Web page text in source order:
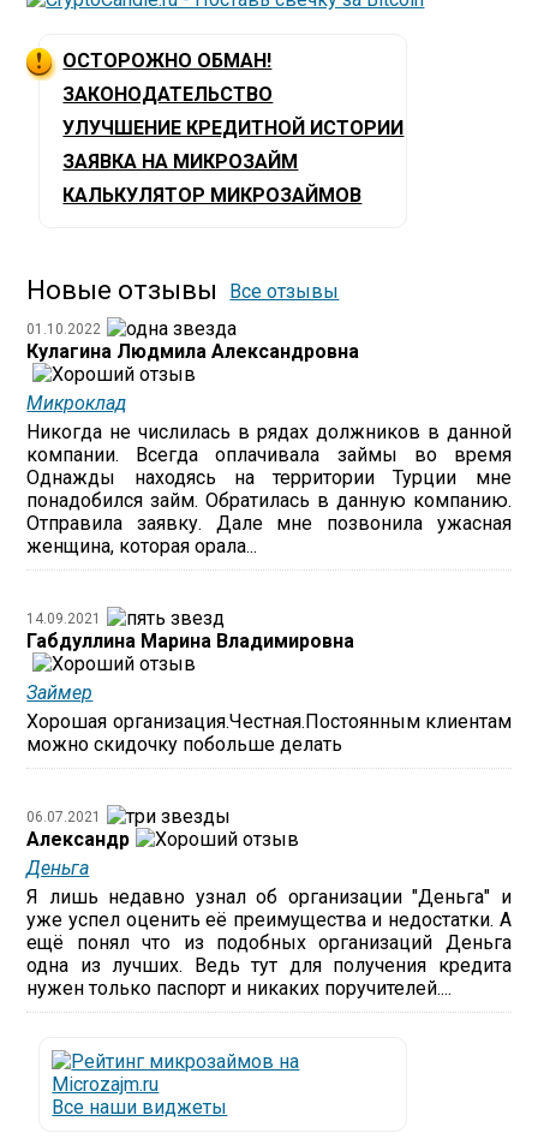
ОСТОРОЖНО ОБМАН!
ЗАКОНОДАТЕЛЬСТВО
УЛУЧШЕНИЕ КРЕДИТНОЙ ИСТОРИИ
ЗАЯВКА НА МИКРОЗАЙМ
КАЛЬКУЛЯТОР МИКРОЗАЙМОВ
Новые отзывы Все отзывы
01.10.2022
Кулагина Людмила Александровна
Микроклад
Никогда не числилась в рядах должников в данной
компании. Всегда оплачивала займы во время
Однажды находясь на территории Турции мне
понадобился займ. Обратилась в данную компанию.
Отправила заявку. Дале мне позвонила ужасная
женщина, которая орала...
14.09.2021
Габдуллина Марина Владимировна
Займер
Хорошая организация.Честная.Постоянным клиентам
можно скидочку побольше делать
06.07.2021
Александр
Деньга
Я лишь недавно узнал об организации "Деньга" и
уже успел оценить её преимущества и недостатки. А
ещё понял что из подобных организаций Деньга
одна из лучших. Ведь тут для получения кредита
нужен только паспорт и никаких поручителей....
Все наши виджеты